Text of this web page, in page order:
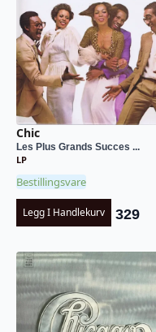
Chic
Les Plus Grands Succes ...
LP
Bestillingsvare
Legg I Handlekurv 329